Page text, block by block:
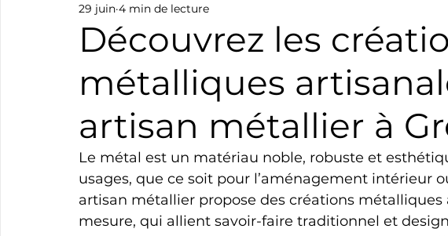
Découvrez les
métalliques
artisan métallier à
29 juin 4 min de lecture
Le métal est un matériau noble, robuste et
usages, que ce soit pour l’aménagement intérieur
artisan métallier propose des créations métalliques
mesure, qui allient savoir-faire traditionnel et